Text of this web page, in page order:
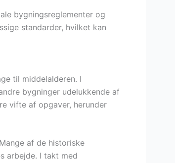
bygningsreglementer og
standarder, hvilket kan
til middelalderen. I
bygninger udelukkende af
vifte af opgaver, herunder
af de historiske
arbejde. I takt med